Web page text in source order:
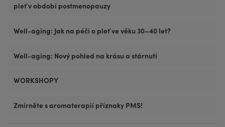
pleť v období postmenopauzy
Well-aging: Jak na péči o pleť ve věku 30–40 let?
Well-aging: Nový pohled na krásu a stárnutí
WORKSHOPY
Zmírněte s aromaterapií příznaky PMS!